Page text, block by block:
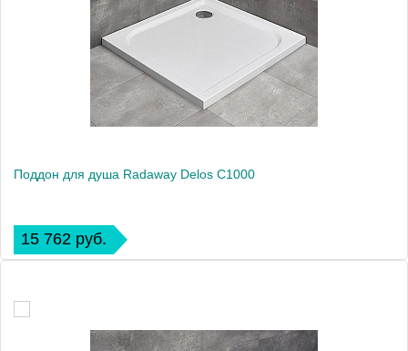
Поддон для душа Radaway Delos C1000
15 762 руб.